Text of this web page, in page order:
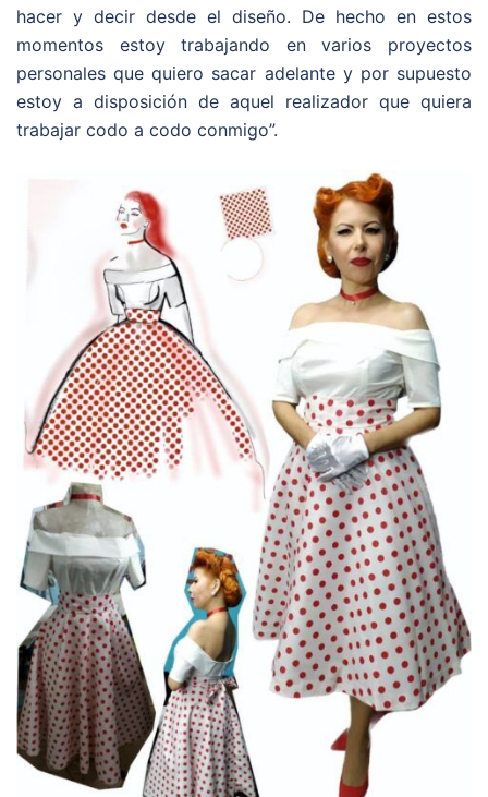
hacer y decir desde el diseño. De hecho en estos
momentos estoy trabajando en varios proyectos
personales que quiero sacar adelante y por supuesto
estoy a disposición de aquel realizador que quiera
trabajar codo a codo conmigo”.